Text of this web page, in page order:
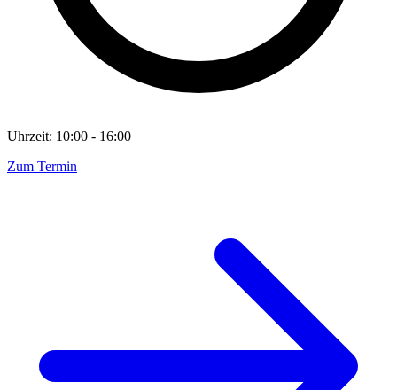
Uhrzeit: 10:00 - 16:00
Zum Termin